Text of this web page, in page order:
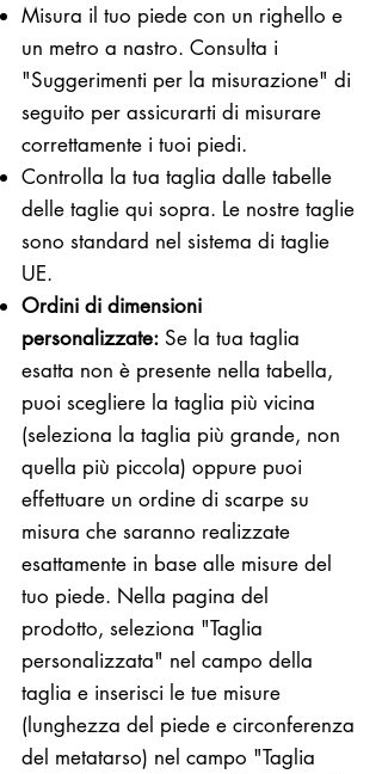
Misura il tuo piede con un righello e
un metro a nastro. Consulta i
"Suggerimenti per la misurazione" di
seguito per assicurarti di misurare
correttamente i tuoi piedi. ​​
Controlla la tua taglia dalle tabelle
delle taglie qui sopra. Le nostre taglie
sono standard nel sistema di taglie
UE.
Ordini di dimensioni
personalizzate: Se la tua taglia
esatta non è presente nella tabella,
puoi scegliere la taglia più vicina
(seleziona la taglia più grande, non
quella più piccola) oppure puoi
effettuare un ordine di scarpe su
misura che saranno realizzate
esattamente in base alle misure del
tuo piede. Nella pagina del
prodotto, seleziona "Taglia
personalizzata" nel campo della
taglia e inserisci le tue misure
(lunghezza del piede e circonferenza
del metatarso) nel campo "Taglia